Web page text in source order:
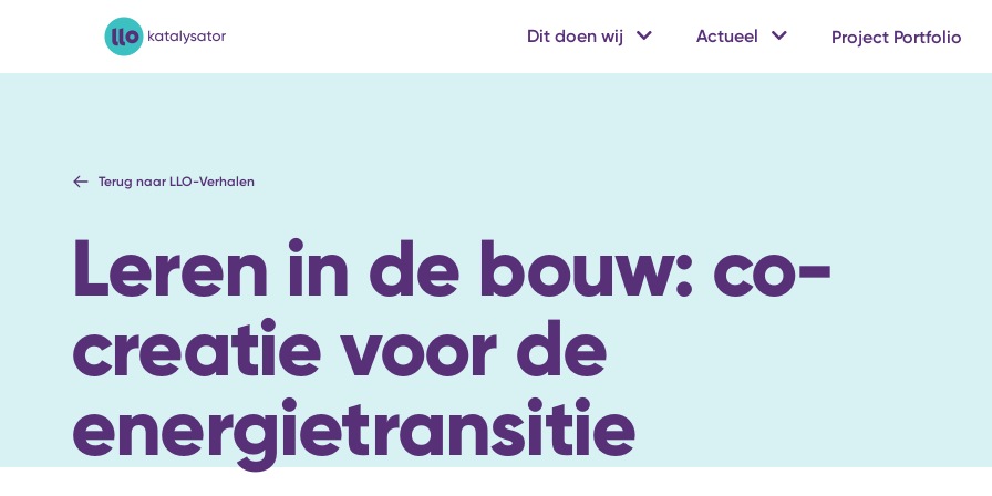
LLO-Katalysator Dit doen wij Actueel Project Portfolio
Terug naar LLO-Verhalen
Leren in de bouw: co-
creatie voor de
energietransitie